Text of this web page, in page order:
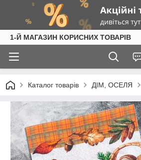
1-Й МАГАЗИН КОРИСНИХ ТОВАРІВ
Каталог товарів ДІМ, ОСЕЛЯ